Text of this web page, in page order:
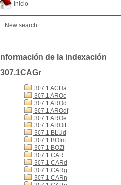
Inicio
New search
Información de la indexación
307.1CAGr
307.1 ACHa
307.1 AROc
307.1 AROd
307.1 AROdf
307.1 AROe
307.1 AROiF
307.1 BLUd
307.1 BOIm
307.1 BOZt
307.1 CAR
307.1 CARd
307.1 CARg
307.1 CARn